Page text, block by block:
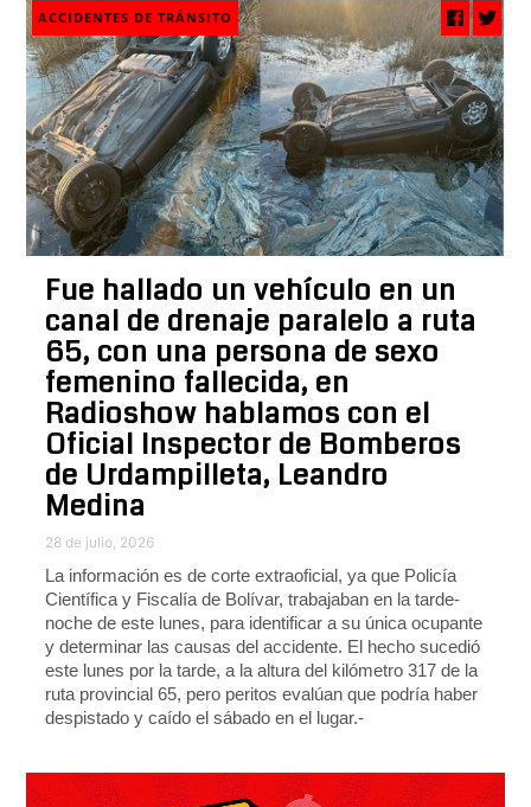
ACCIDENTES DE TRÁNSITO
Fue hallado un vehículo en un
canal de drenaje paralelo a ruta
65, con una persona de sexo
femenino fallecida, en
Radioshow hablamos con el
Oficial Inspector de Bomberos
de Urdampilleta, Leandro
Medina
28 de julio, 2026
La información es de corte extraoficial, ya que Policía
Científica y Fiscalía de Bolívar, trabajaban en la tarde-
noche de este lunes, para identificar a su única ocupante
y determinar las causas del accidente. El hecho sucedió
este lunes por la tarde, a la altura del kilómetro 317 de la
ruta provincial 65, pero peritos evalúan que podría haber
despistado y caído el sábado en el lugar.-